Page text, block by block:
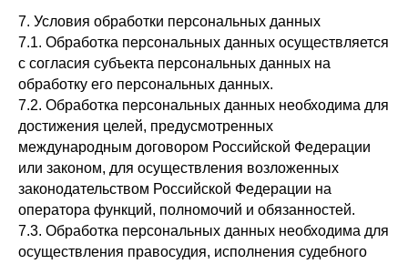
7. Условия обработки персональных данных
7.1. Обработка персональных данных осуществляется
с согласия субъекта персональных данных на
обработку его персональных данных.
7.2. Обработка персональных данных необходима для
достижения целей, предусмотренных
международным договором Российской Федерации
или законом, для осуществления возложенных
законодательством Российской Федерации на
оператора функций, полномочий и обязанностей.
7.3. Обработка персональных данных необходима для
осуществления правосудия, исполнения судебного